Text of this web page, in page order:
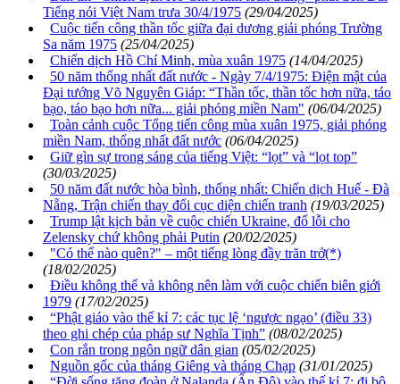
Tiếng nói Việt Nam trưa 30/4/1975 (29/04/2025)
Cuộc tiến công thần tốc giữa đại dương giải phóng Trường
Sa năm 1975 (25/04/2025)
Chiến dịch Hồ Chí Minh, mùa xuân 1975 (14/04/2025)
50 năm thống nhất đất nước - Ngày 7/4/1975: Điện mật của
Đại tướng Võ Nguyên Giáp: “Thần tốc, thần tốc hơn nữa, táo
bạo, táo bạo hơn nữa... giải phóng miền Nam" (06/04/2025)
Toàn cảnh cuộc Tổng tiến công mùa xuân 1975, giải phóng
miền Nam, thống nhất đất nước (06/04/2025)
Giữ gìn sự trong sáng của tiếng Việt: “lọt” và “lọt top”
(30/03/2025)
50 năm đất nước hòa bình, thống nhất: Chiến dịch Huế - Đà
Nẵng, Trận chiến thay đổi cục diện chiến tranh (19/03/2025)
Trump lật kịch bản về cuộc chiến Ukraine, đổ lỗi cho
Zelensky chứ không phải Putin (20/02/2025)
"Có thể nào quên?" – một tiếng lòng đầy trăn trở(*)
(18/02/2025)
Điều không thể và không nên làm với cuộc chiến biên giới
1979 (17/02/2025)
“Phật giáo vào thế kỉ 7: các tục lệ ‘ngược ngạo’ (điều 33)
theo ghi chép của pháp sư Nghĩa Tịnh” (08/02/2025)
Con rắn trong ngôn ngữ dân gian (05/02/2025)
Nguồn gốc của tháng Giêng và tháng Chạp (31/01/2025)